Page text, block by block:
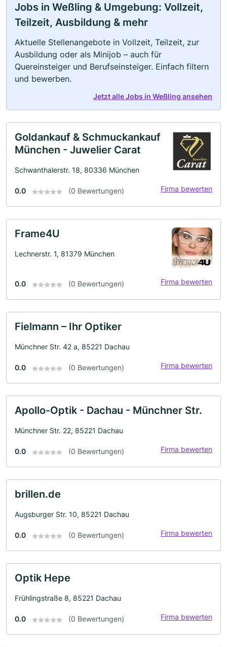
Jobs in Weßling & Umgebung: Vollzeit,
Teilzeit, Ausbildung & mehr
Aktuelle Stellenangebote in Vollzeit, Teilzeit, zur
Ausbildung oder als Minijob – auch für
Quereinsteiger und Berufseinsteiger. Einfach filtern
und bewerben.
Jetzt alle Jobs in Weßling ansehen
Goldankauf & Schmuckankauf
München - Juwelier Carat
Schwanthalerstr. 18, 80336 München
0.0 (0 Bewertungen) Firma bewerten
Frame4U
Lechnerstr. 1, 81379 München
0.0 (0 Bewertungen) Firma bewerten
Fielmann – Ihr Optiker
Münchner Str. 42 a, 85221 Dachau
0.0 (0 Bewertungen) Firma bewerten
Apollo-Optik - Dachau - Münchner Str.
Münchner Str. 22, 85221 Dachau
0.0 (0 Bewertungen) Firma bewerten
brillen.de
Augsburger Str. 10, 85221 Dachau
0.0 (0 Bewertungen) Firma bewerten
Optik Hepe
Frühlingstraße 8, 85221 Dachau
0.0 (0 Bewertungen) Firma bewerten